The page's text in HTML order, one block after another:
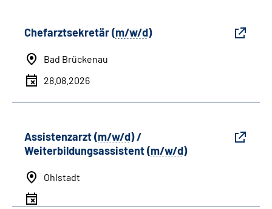
Chefarztsekretär (m/w/d)
Bad Brückenau
28.08.2026
Assistenzarzt (m/w/d) /
Weiterbildungsassistent (m/w/d)
Ohlstadt